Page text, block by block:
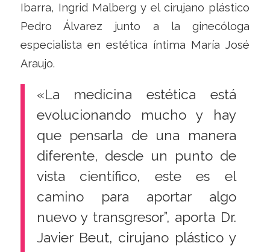
Ibarra, Ingrid Malberg y el cirujano plástico
Pedro Álvarez junto a la ginecóloga
especialista en estética íntima María José
Araujo.
«La medicina estética está
evolucionando mucho y hay
que pensarla de una manera
diferente, desde un punto de
vista científico, este es el
camino para aportar algo
nuevo y transgresor”, aporta Dr.
Javier Beut, cirujano plástico y